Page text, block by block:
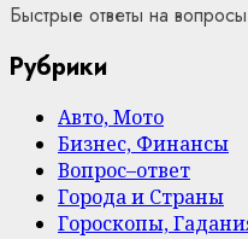
Быстрые ответы на вопросы
Рубрики
Авто, Мото
Бизнес, Финансы
Вопрос–ответ
Города и Страны
Гороскопы,